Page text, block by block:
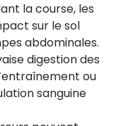
la course, les
sur le sol
abdominales.
digestion des
ou
sanguine